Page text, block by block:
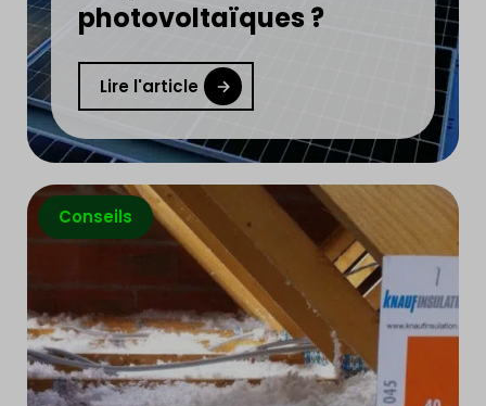
photovoltaïques ?
Lire l'article
Conseils